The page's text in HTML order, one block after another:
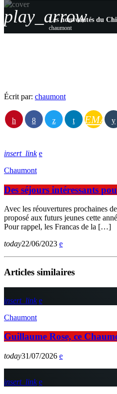
play_arrow
Les nouveautés du
chaumont
Écrit par: chaumont
EMAIL
insert_link
Chaumont
Des séjours intéressants
Avec les réouvertures prochaines
proposé aux futurs jeunes cette
Pour rappel, les Francas de la […]
today22/06/2023
Articles similaires
insert_link
Chaumont
Guillaume Rose, ce
today31/07/2026
insert_link